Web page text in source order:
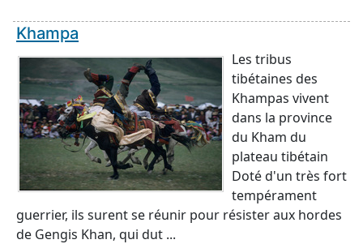
Khampa
Les tribus
tibétaines des
Khampas vivent
dans la province
du Kham du
plateau tibétain
Doté d'un très fort
tempérament
guerrier, ils surent se réunir pour résister aux hordes
de Gengis Khan, qui dut ...